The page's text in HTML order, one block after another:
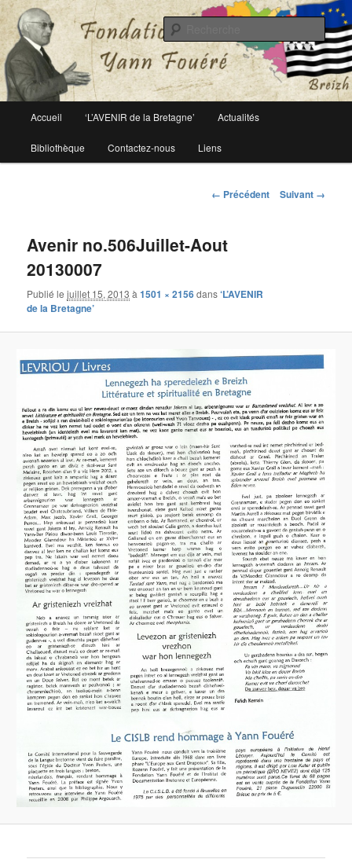
Fondation Yann Fouéré
Le site officiel de la fondation Yann Fouéré
principal
Aller
au
Accueil ‘L’AVENIR de la Bretagne’ Actualités
Bibliothèque Contactez-nous Liens
Navigation
← Précédent Suivant →
Avenir no.506Juillet-Aout
20130007
Publié lejuillet 15, 2013 à1501 × 2156dans‘L’AVENIR
de la Bretagne’